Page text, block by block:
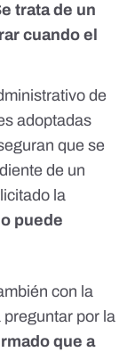
trata de un
cuando el
de
adoptadas
que se
de un
la
puede
con la
por la
que a